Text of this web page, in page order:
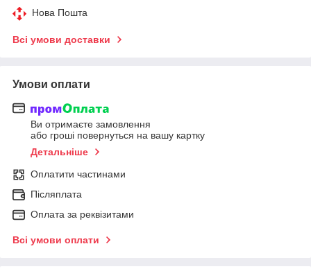
Нова Пошта
Всі умови доставки
Умови оплати
Ви отримаєте замовлення
або гроші повернуться на вашу картку
Детальніше
Оплатити частинами
Післяплата
Оплата за реквізитами
Всі умови оплати